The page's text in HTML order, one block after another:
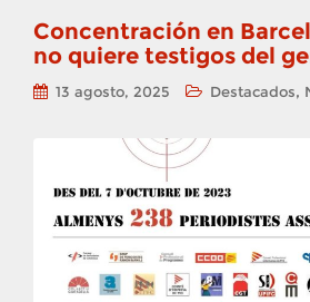
Concentración en
no quiere testigos del
13 agosto, 2025 Destacados,